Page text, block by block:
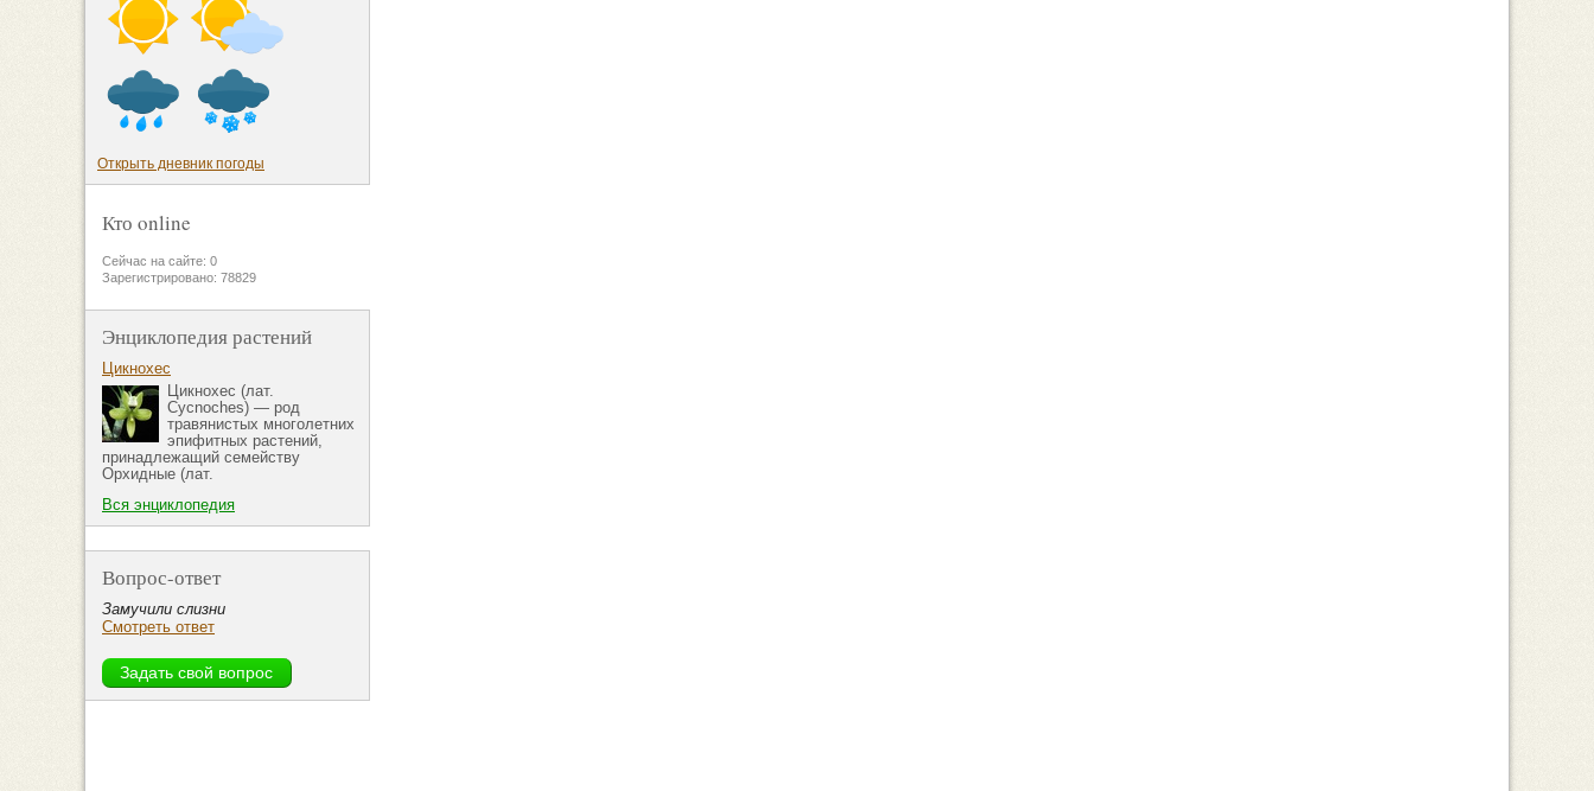
Открыть дневник погоды
Кто online
Сейчас на сайте: 0
Зарегистрировано: 78829
Энциклопедия растений
Цикнохес
Цикнохес (лат.
Cycnoches) — род
травянистых многолетних
эпифитных растений,
принадлежащий семейству
Орхидные (лат.
Вся энциклопедия
Вопрос-ответ
Замучили слизни
Смотреть ответ